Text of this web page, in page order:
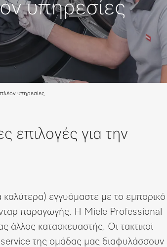
υπηρεσίες
υπηρεσίες
επιλογές για την
εγγυόμαστε με το εμπορικό
παραγωγής. Η Miele Professional
άλλος κατασκευαστής. Οι τακτικοί
service της ομάδας μας διαφυλάσσουν